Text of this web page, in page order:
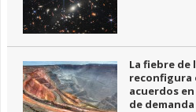
La fiebre de
reconfigura
acuerdos en
de demanda